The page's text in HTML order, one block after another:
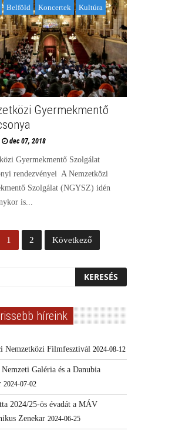
Belföld Koncertek Kultúra
Gyermekmentő
dec 07, 2018
Gyermekmentő Szolgálat
rendezvényei A Nemzetközi
Szolgálat (NGYSZ) idén
is...
1 2 Következő
híreink
Nemzetközi Filmfesztivál 2024-08-12
Galéria és a Danubia
2024-07-02
2024/25-ös évadát a MÁV
Zenekar 2024-06-25